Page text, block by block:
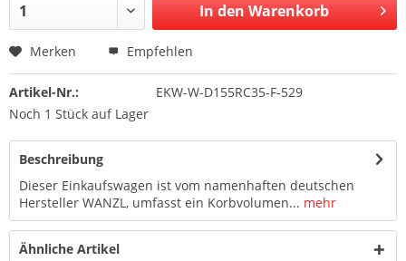
In den Warenkorb
Merken Empfehlen
Artikel-Nr.:
EKW-W-D155RC35-F-529
Noch 1 Stück auf Lager
Beschreibung
Dieser Einkaufswagen ist vom namenhaften deutschen
Hersteller WANZL, umfasst ein Korbvolumen... mehr
Ähnliche Artikel